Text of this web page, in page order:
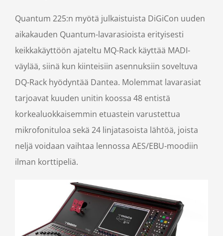
Quantum 225:n myötä julkaistuista DiGiCon uuden
aikakauden Quantum-lavarasioista erityisesti
keikkakäyttöön ajateltu MQ-Rack käyttää MADI-
väylää, siinä kun kiinteisiin asennuksiin soveltuva
DQ-Rack hyödyntää Dantea. Molemmat lavarasiat
tarjoavat kuuden unitin koossa 48 entistä
korkealuokkaisemmin etuastein varustettua
mikrofonituloa sekä 24 linjatasoista lähtöä, joista
neljä voidaan vaihtaa lennossa AES/EBU-moodiin
ilman korttipeliä.